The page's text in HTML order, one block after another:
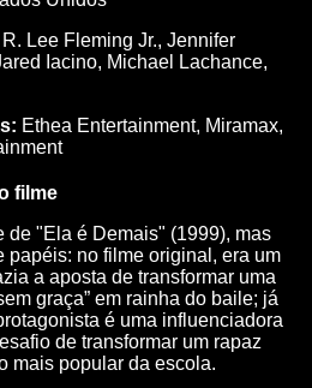
R. Lee Fleming Jr., Jennifer
Iacino, Michael Lachance,
Ethea Entertainment, Miramax,
filme
de "Ela é Demais" (1999), mas
papéis: no filme original, era um
a aposta de transformar uma
graça” em rainha do baile; já
é uma influenciadora
de transformar um rapaz
mais popular da escola.